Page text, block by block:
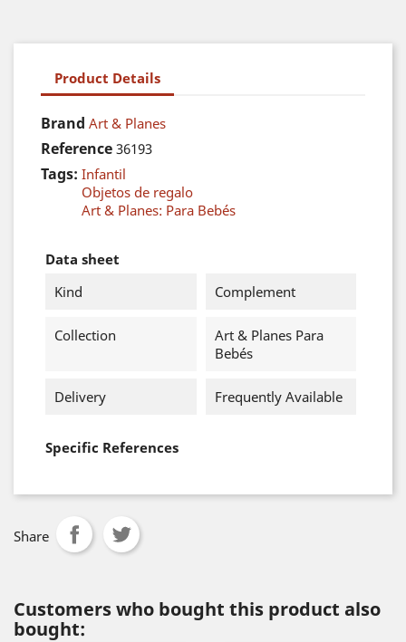
Product Details
Brand Art & Planes
Reference 36193
Tags: Infantil
Objetos de regalo
Art & Planes: Para Bebés
Data sheet
Kind
Complement
Collection
Art & Planes Para
Bebés
Delivery Frequently Available
Specific References
Share
Customers who bought this product also
bought: